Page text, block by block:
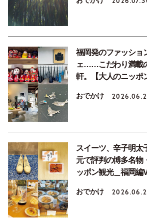
福岡発のファッショ
ェ……こだわり満載
軒。【大人のニッポ
おでかけ
スイーツ、辛子明太
元で評判の博多名物
ッポン観光＿福岡編
おでかけ